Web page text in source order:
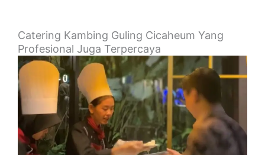
Catering Kambing Guling Cicaheum Yang
Profesional Juga Terpercaya